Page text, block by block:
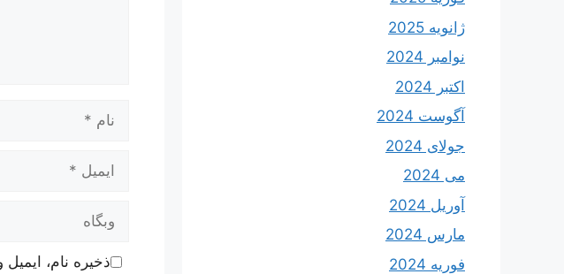
وبگاه
ذخیره نام،
ژانویه 2025
نوامبر 2024
اکتبر 2024
آگوست 2024
جولای 2024
می 2024
آوریل 2024
مارس 2024
فوریه 2024